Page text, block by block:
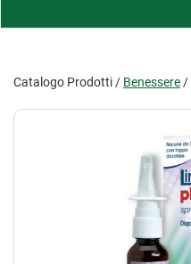
Catalogo Prodotti / Benessere /